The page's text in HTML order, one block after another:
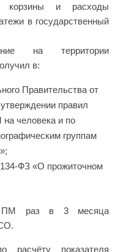
корзины и расходы
в государственный
на территории
в:
Правительства от
правил
человека и по
группам
ФЗ «О прожиточном
ПМ раз в 3 месяца
расчёту показателя